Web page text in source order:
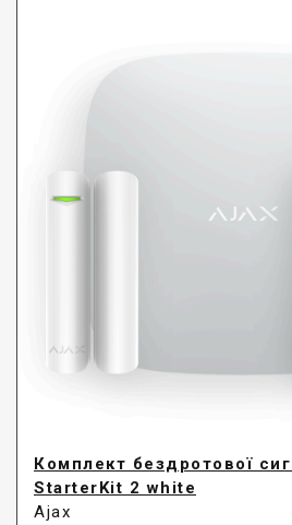
Комплект бездротової
StarterKit 2 white
Ajax